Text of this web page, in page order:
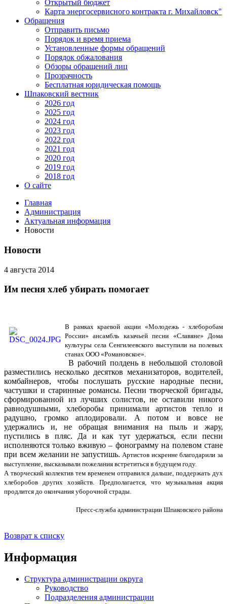
Открытый бюджет
Карта энергосервисного контракта г. Михайловск"
Обращения
Отправить письмо
Порядок и время приема
Установленные формы обращений
Порядок обжалования
Обзоры обращений лиц
Прозрачность
Бесплатная юридическая помощь
Шпаковский вестник
2026 год
2025 год
2024 год
2023 год
2022 год
2021 год
2020 год
2019 год
2018 год
О сайте
Главная
Администрация
Актуальная информация
Новости
Новости
4 августа 2014
Им песня хлеб убирать помогает
В рамках краевой акции «Молодежь - хлеборобам
России» ансамбль казачьей песни «Славяне» Дома
культуры села Сенгилеевского выступили на полевых
станах ООО «Романовское».
В рабочий полдень в небольшой столовой
разместились несколько десятков механизаторов, водителей,
комбайнеров, чтобы послушать русские народные песни,
частушки и старинные романсы. Песни творческой бригады,
сформированной из лучших солистов, не оставили никого
равнодушными, хлеборобы принимали артистов тепло и
радушно, громко аплодировали. А потом и вовсе не
удержались и, не обращая внимания на пыль и жару,
пустились в пляс. Да и как тут удержаться, если песни
исполняются только вживую – фонограмму на полевом стане
при всем желании не запустишь. Артистов искренне благодарили за
выступление, высказывали пожелания встретиться в будущем году.
А творческий коллектив тем временем отправился дальше, поддержать дух
хлеборобов других хозяйств. Предполагается, что музыкальная акция
продлится до окончания уборочной страды.
Пресс-служба администрации Шпаковского района
Возврат к списку
Информация
Структура администрации округа
Руководство
Подразделения администрации